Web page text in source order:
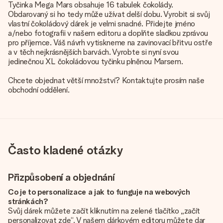
Tyčinka Mega Mars obsahuje 16 tabulek čokolády.
Obdarovaný si ho tedy může užívat delší dobu. Vyrobit si svůj
vlastní čokoládový dárek je velmi snadné. Přidejte jméno
a/nebo fotografii v našem editoru a doplňte sladkou zprávou
pro příjemce. Váš návrh vytiskneme na zavinovací břitvu ostře
a v těch nejkrásnějších barvách. Vyrobte si nyní svou
jedinečnou XL čokoládovou tyčinku plněnou Marsem.
Chcete objednat větší množství? Kontaktujte prosím naše
obchodní oddělení.
Často kladené otázky
Přizpůsobení a objednání
Co je to personalizace a jak to funguje na webových
stránkách?
Svůj dárek můžete začít kliknutím na zelené tlačítko „začít
personalizovat zde“. V našem dárkovém editoru můžete dar